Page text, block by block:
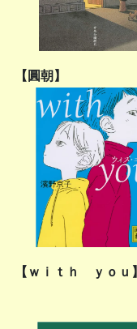
【圓朝】
【ｗｉｔｈ ｙｏｕ】